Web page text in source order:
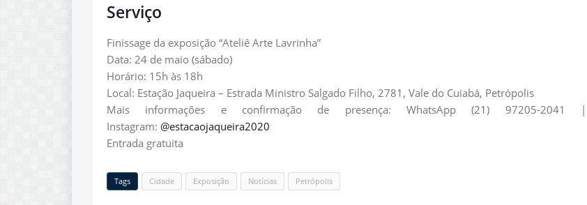
Serviço
Finissage da exposição “Ateliê Arte Lavrinha”
Data: 24 de maio (sábado)
Horário: 15h às 18h
Local: Estação Jaqueira – Estrada Ministro Salgado Filho, 2781, Vale do Cuiabá, Petrópolis
Mais informações e confirmação de presença: WhatsApp (21) 97205-2041 |
Instagram: @estacaojaqueira2020
Entrada gratuita
Tags Cidade Exposição Notícias Petrópolis